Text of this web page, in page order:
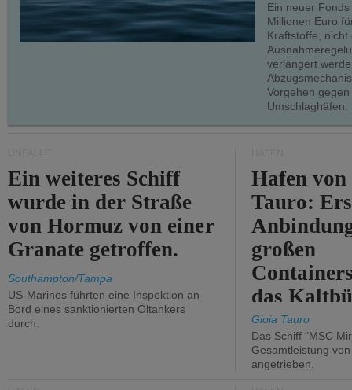
Ein neuer
Millionen Euro
Kraftstoffe, nicht
verlängert
Vorgehen
Umschlaghäfen.
Ein weiteres Schiff
wurde in der Straße
von Hormuz von einer
Granate getroffen.
Southampton/Tampa
US-Marines führten eine Inspektion an
Bord eines sanktionierten Öltankers
durch.
Hafen
Tauro:
großen
das
Gioia Tauro
Das Schiff "MSC
Gesamtleistung
angetrieben.